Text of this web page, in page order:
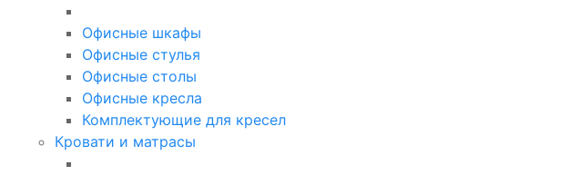
Офисные шкафы
Офисные стулья
Офисные столы
Офисные кресла
Комплектующие для кресел
Кровати и матрасы